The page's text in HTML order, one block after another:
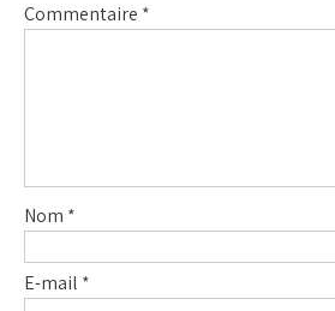
Commentaire *
Nom *
E-mail *